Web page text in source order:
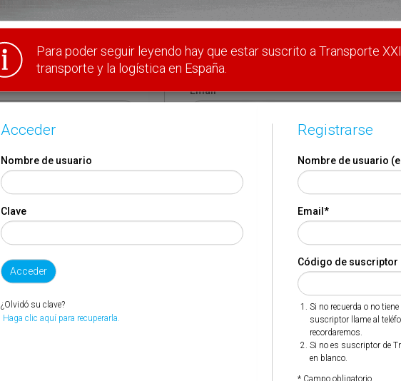
Email*
(1) (2)
Si no recuerda o no tiene a mano su código de
Si no es suscriptor de Transporte XXI deje este
Por favor indique que ha leído y está de acuerdo con las
Para poder seguir leyendo hay que estar suscrito a Transporte
transporte y la logística en España.
Acceder
Nombre de usuario
Clave
¿Olvidó su clave?
Haga clic aquí para recuperarla.
Registrarse
Nombre de usuario
Email *
Código de suscriptor
Si no recuerda o no
suscriptor llame al
recordaremos.
Si no es suscriptor de
en blanco.